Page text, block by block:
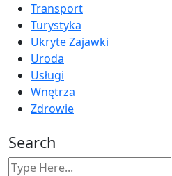
Transport
Turystyka
Ukryte Zajawki
Uroda
Usługi
Wnętrza
Zdrowie
Search